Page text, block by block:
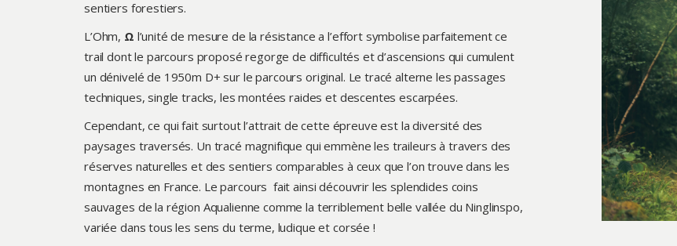
sentiers forestiers.
L’Ohm, Ω l’unité de mesure de la résistance a l’effort symbolise parfaitement ce
trail dont le parcours proposé regorge de difficultés et d’ascensions qui cumulent
un dénivelé de 1950m D+ sur le parcours original. Le tracé alterne les passages
techniques, single tracks, les montées raides et descentes escarpées.
Cependant, ce qui fait surtout l’attrait de cette épreuve est la diversité des
paysages traversés. Un tracé magnifique qui emmène les traileurs à travers des
réserves naturelles et des sentiers comparables à ceux que l’on trouve dans les
montagnes en France. Le parcours fait ainsi découvrir les splendides coins
sauvages de la région Aqualienne comme la terriblement belle vallée du Ninglinspo,
variée dans tous les sens du terme, ludique et corsée !